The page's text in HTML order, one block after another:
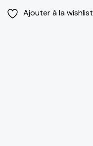
Ajouter à la wishlist